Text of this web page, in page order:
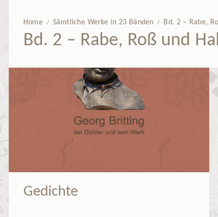
Home / Sämtliche Werke in 23 Bänden / Bd. 2 – Rabe,
Bd. 2 – Rabe, Roß und
Gedichte